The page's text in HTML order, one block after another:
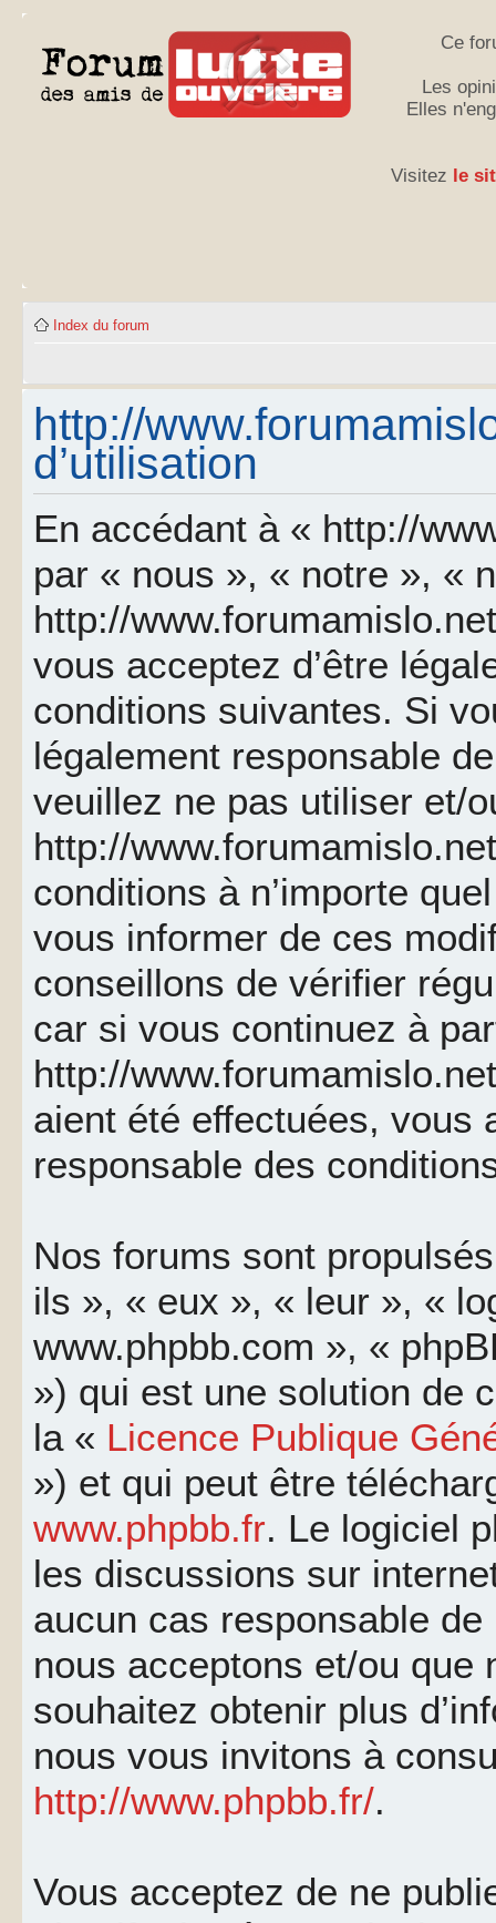
Ce
Les
Elles
Visitez le
Index du forum
http://
d’utilisation
En accédant à « http://
par « nous », « notre », «
http://
vous acceptez d’être
conditions suivantes. Si
légalement responsable
veuillez ne pas utiliser et/
http://
conditions à n’importe
vous informer de ces
conseillons de vérifier
car si vous continuez à
http://
aient été effectuées, vous
responsable des
Nos forums sont
ils », « eux », « leur », «
www.phpbb.com », «
») qui est une solution de
la « Licence Publique
») et qui peut être
www.phpbb.fr. Le logiciel
les discussions sur
aucun cas responsable
nous acceptons et/ou que
souhaitez obtenir plus
nous vous invitons à
http://www.phpbb.fr/.
Vous acceptez de ne